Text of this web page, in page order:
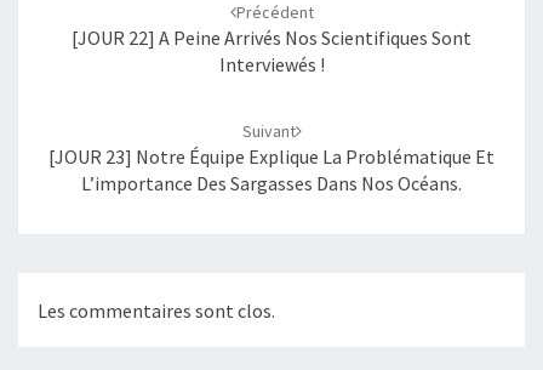
Précédent
[JOUR 22] A Peine Arrivés Nos Scientifiques Sont
Interviewés !
Suivant
[JOUR 23] Notre Équipe Explique La Problématique Et
L’importance Des Sargasses Dans Nos Océans.
Les commentaires sont clos.